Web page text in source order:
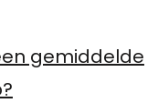
gemiddelde